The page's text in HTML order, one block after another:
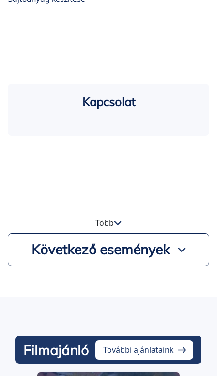
Kapcsolat
Több
Következő események
Filmajánló További ajánlataink